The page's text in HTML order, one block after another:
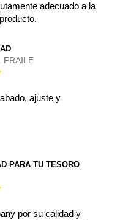
adecuado a la
FRAILE
ajuste y
PARA TU TESORO
por su calidad y